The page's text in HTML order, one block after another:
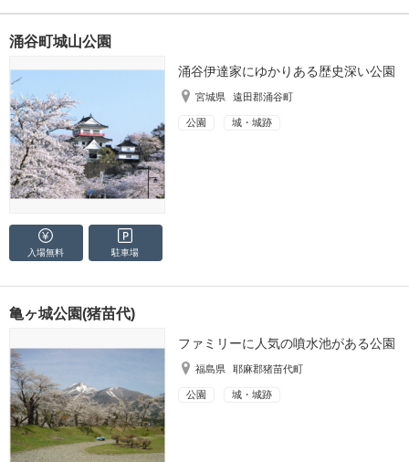
涌谷町城山公園
涌谷伊達家にゆかりある歴史深い公園
宮城県 遠田郡涌谷町
公園 城・城跡
入場無料 駐車場
亀ヶ城公園(猪苗代)
ファミリーに人気の噴水池がある公園
福島県 耶麻郡猪苗代町
公園 城・城跡